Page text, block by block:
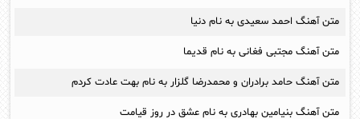
متن آهنگ احمد سعیدی به نام دنیا
متن آهنگ مجتبی فغانی به نام قدیما
متن آهنگ حامد برادران و محمدرضا گلزار به نام بهت عادت کردم
متن آهنگ بنیامین بهادری به نام عشق در روز قیامت